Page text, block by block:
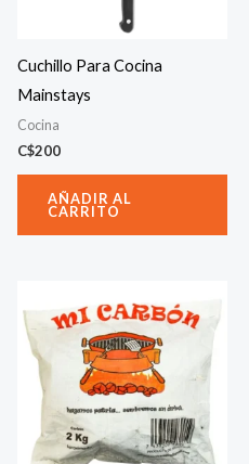
Cuchillo Para Cocina
Mainstays
Cocina
C$200
AÑADIR AL
CARRITO